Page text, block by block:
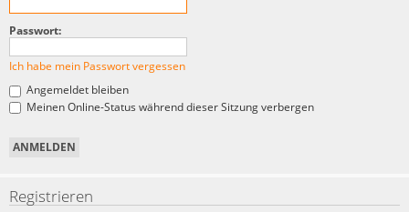
Passwort:
Ich habe mein Passwort vergessen
Angemeldet bleiben
Meinen Online-Status während dieser Sitzung verbergen
Registrieren